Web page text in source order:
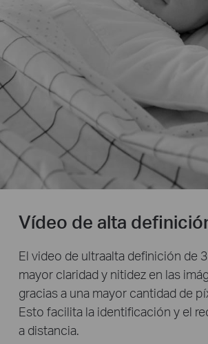
Vídeo de alta
El video de ultraalta definición de
mayor claridad y nitidez en las
gracias a una mayor cantidad de
Esto facilita la identificación y el
a distancia.